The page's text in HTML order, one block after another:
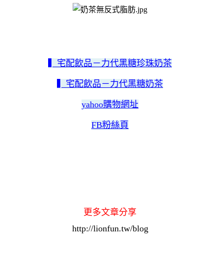
▍宅配飲品－力代黑糖珍珠奶茶
▍宅配飲品－力代黑糖奶茶
yahoo購物網址
FB粉絲頁
更多文章分享
http://lionfun.tw/blog